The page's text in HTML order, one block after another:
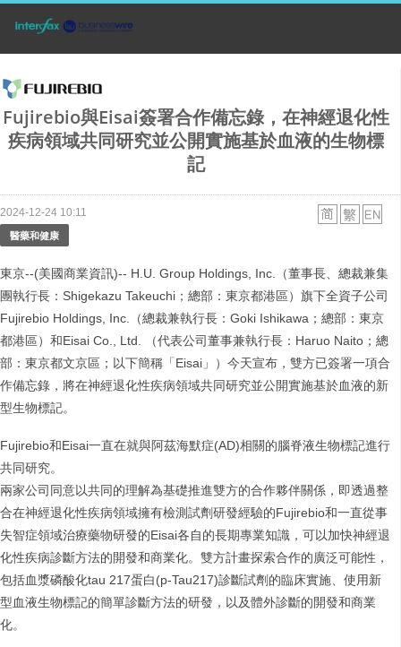
Fujirebio與Eisai簽署合作備忘錄，在神經退化性
疾病領域共同研究並公開實施基於血液的生物標
記
2024-12-24 10:11
醫藥和健康
東京--(美國商業資訊)-- H.U. Group Holdings, Inc.（董事長、總裁兼集
團執行長：Shigekazu Takeuchi；總部：東京都港區）旗下全資子公司
Fujirebio Holdings, Inc.（總裁兼執行長：Goki Ishikawa；總部：東京
都港區）和Eisai Co., Ltd. （代表公司董事兼執行長：Haruo Naito；總
部：東京都文京區；以下簡稱「Eisai」）今天宣布，雙方已簽署一項合
作備忘錄，將在神經退化性疾病領域共同研究並公開實施基於血液的新
型生物標記。
Fujirebio和Eisai一直在就與阿茲海默症(AD)相關的腦脊液生物標記進行
共同研究。
兩家公司同意以共同的理解為基礎推進雙方的合作夥伴關係，即透過整
合在神經退化性疾病領域擁有檢測試劑研發經驗的Fujirebio和一直從事
失智症領域治療藥物研發的Eisai各自的長期專業知識，可以加快神經退
化性疾病診斷方法的開發和商業化。雙方計畫探索合作的廣泛可能性，
包括血漿磷酸化tau 217蛋白(p-Tau217)診斷試劑的臨床實施、使用新
型血液生物標記的簡單診斷方法的研發，以及體外診斷的開發和商業
化。